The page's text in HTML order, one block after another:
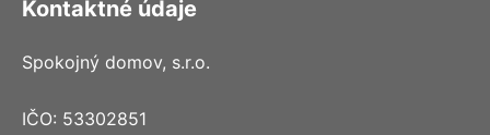
Kontaktné údaje
Spokojný domov, s.r.o.
IČO: 53302851